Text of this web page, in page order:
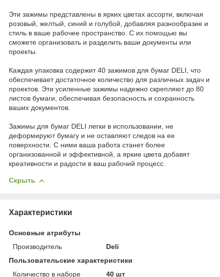
Эти зажимы представлены в ярких цветах ассорти, включая
розовый, желтый, синий и голубой, добавляя разнообразие и
стиль в ваше рабочее пространство. С их помощью вы
сможете организовать и разделить ваши документы или
проекты.
Каждая упаковка содержит 40 зажимов для бумаг DELI, что
обеспечивает достаточное количество для различных задач и
проектов. Эти усиленные зажимы надежно скрепляют до 80
листов бумаги, обеспечивая безопасность и сохранность
ваших документов.
Зажимы для бумаг DELI легки в использовании, не
деформируют бумагу и не оставляют следов на ее
поверхности. С ними ваша работа станет более
организованной и эффективной, а яркие цвета добавят
креативности и радости в ваш рабочий процесс.
Скрыть
Характеристики
Основные атрибуты
Производитель
Deli
Пользовательские характеристики
Количество в наборе
40 шт